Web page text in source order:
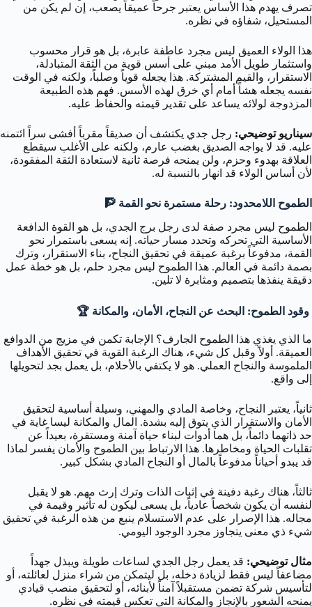
تصرف يهدم هذا الأساس يعتبر جرحاً عميقاً يصعب، إن لم يكن من
المستحيل، شفاؤه في نظره.
هذا الولاء العميق ليس مجرد عاطفة عابرة، بل هو قرار محسوب
واستثمار طويل الأمد مبني على أسس قوية من الثقة المتبادلة،
الاستقرار، والقيم المشتركة. هذا يجعله قوياً وصلباً، ولكنه في الوقت
نفسه يجعله هشاً أمام أي خرق لهذه الأسس. فهم هذه الطبيعة
المزدوجة لولائه يساعد على تقدير قيمته والحفاظ عليه.
سيناريو توضيحي: رجل جدي يكتشف أن صديقاً مقرباً أفشى سراً ائتمنه
عليه. قد لا يواجه الصديق بغضب عارم، ولكنه على الأغلب سيقطع
العلاقة بهدوء وحزم، ولن يمنحه فرصة ثانية لاستعادة الثقة المفقودة،
لأن أساس الولاء قد انهار بالنسبة له.
الطموح اللامحدود: رحلة مستمرة نحو القمة 🧗
الطموح ليس مجرد صفة لدى رجل برج الجدي، بل هو القوة الدافعة
الأساسية التي تحركه وتحدد مسار حياته. إنه يسعى باستمرار نحو
القمة، مدفوعاً برغبة عميقة في تحقيق النجاح، بناء الاستقرار، وترك
بصمة دائمة في العالم. هذا الطموح ليس مجرد حلم، بل هو خطة عمل
دقيقة ينفذها بتصميم ومثابرة لا تلين.
وقود الطموح: البحث عن النجاح، الأمان، والمكانة 🏆
ما الذي يغذي هذا الطموح الجارف؟ الإجابة تكمن في مزيج من الدوافع
العميقة. أولاً وقبل كل شيء، هناك الرغبة القوية في تحقيق الأهداف
الملموسة والنجاح العملي. هو لا يكتفي بالأحلام، بل يعمل بجد لتحويلها
إلى واقع.
ثانياً، يعتبر النجاح، وخاصة المادي والمهني، وسيلة أساسية لتحقيق
الأمان والاستقرار الذي يتوق إليه بشدة. المال والمكانة ليسا غاية في
حد ذاتهما دائماً، بل هما أدوات لبناء حياة آمنة ومستقرة، بعيداً عن
تقلبات الحياة ومخاطرها. هذا الارتباط بين الطموح والأمان يفسر لماذا
قد يبدو أحياناً مدفوعاً بالمال أو النجاح المادي بشكل كبير.
ثالثاً، هناك رغبة دفينة في إثبات الذات وترك إرث مهم. هو لا يقبل
لنفسه أن يكون شخصاً عادياً، بل يسعى ليكون له تأثير وقيمة في
مجاله. هذا الإصرار على عدم الاستسلام ينبع من هذه الرغبة في تحقيق
شيء ذي معنى يتجاوز مجرد الوجود اليومي.
مثال توضيحي: قد يعمل رجل الجدي لساعات طويلة ويبذل جهداً
مضاعفاً ليس فقط لزيادة دخله، بل ليتمكن من شراء منزل لعائلته، أو
لتأسيس شركة تضمن مستقبلاً آمناً لأبنائه، أو لتحقيق منصب قيادي
يمنحه الشعور بالإنجاز والمكانة التي تعكس قيمته في نظره.